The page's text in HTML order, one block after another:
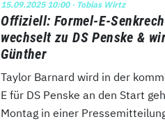
15.09.2025 10:00· Tobias Wirtz
Offiziell: Formel-E-
wechselt zu DS Penske &
Günther
Taylor Barnard wird in der
E für DS Penske an den Start
Montag in einer